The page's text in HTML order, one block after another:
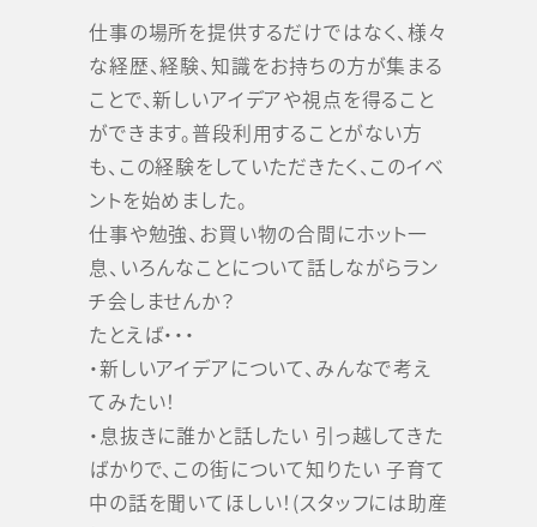
仕事の場所を提供するだけではなく、様々
な経歴、経験、知識をお持ちの方が集まる
ことで、新しいアイデアや視点を得ること
ができます。普段利用することがない方
も、この経験をしていただきたく、このイベ
ントを始めました。
仕事や勉強、お買い物の合間にホット一
息、いろんなことについて話しながらラン
チ会しませんか？
たとえば・・・
・新しいアイデアについて、みんなで考え
てみたい！
・息抜きに誰かと話したい 引っ越してきた
ばかりで、この街について知りたい 子育て
中の話を聞いてほしい！(スタッフには助産